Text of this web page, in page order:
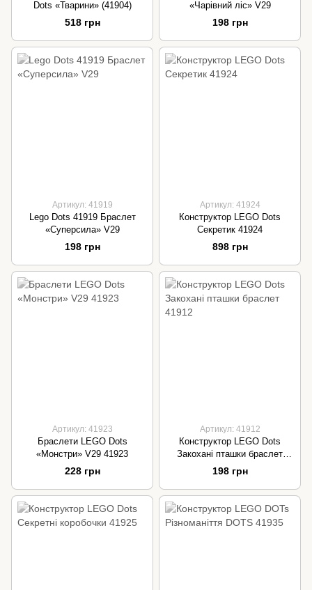
Dots «Тварини» (41904)
518 грн
«Чарівний ліс» V29
198 грн
Артикул: 41919
Lego Dots 41919 Браслет
«Суперсила» V29
198 грн
Артикул: 41924
Конструктор LEGO Dots
Секретик 41924
898 грн
Артикул: 41923
Браслети LEGO Dots
«Монстри» V29 41923
228 грн
Артикул: 41912
Конструктор LEGO Dots
Закохані пташки браслет
41912
198 грн